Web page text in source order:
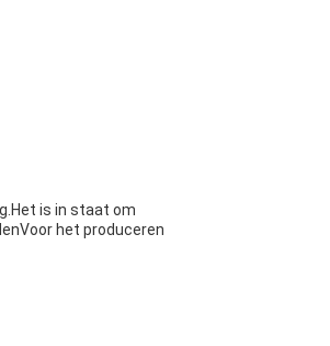
is in staat om
het produceren